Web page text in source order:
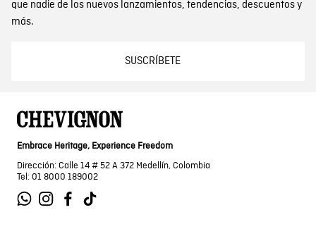
que nadie de los nuevos lanzamientos, tendencias, descuentos y
más.
SUSCRÍBETE
Embrace Heritage, Experience Freedom
Dirección: Calle 14 # 52 A 372 Medellín, Colombia
Tel: 01 8000 189002